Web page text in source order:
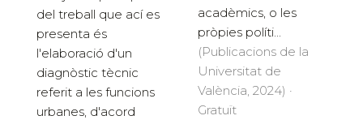
del treball que ací es
presenta és
l'elaboració d'un
diagnòstic tècnic
referit a les funcions
urbanes, d'acord
acadèmics, o les
pròpies políti...
(Publicacions de la
Universitat de
València, 2024) ·
Gratuït